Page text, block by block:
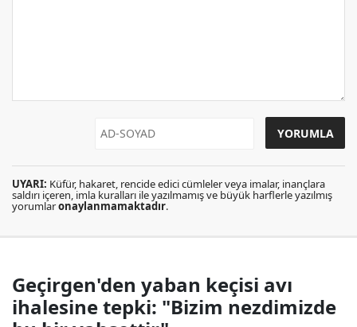
UYARI: Küfür, hakaret, rencide edici cümleler veya imalar, inançlara
saldırı içeren, imla kuralları ile yazılmamış ve büyük harflerle yazılmış
yorumlaronaylanmamaktadır.
Geçirgen'den yaban keçisi avı
ihalesine tepki: "Bizim nezdimizde